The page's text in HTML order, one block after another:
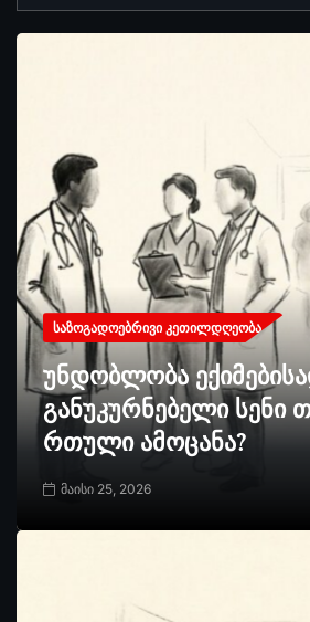
ᲡᲐᲖᲝᲒᲐᲓᲝᲔᲑᲠᲘᲕᲘ ᲙᲔᲗᲘᲚᲓᲦᲔᲝᲑᲐ
უნდობლობა
განუკურნებელი სენი
რთული ამოცანა?
მაისი 25, 2026